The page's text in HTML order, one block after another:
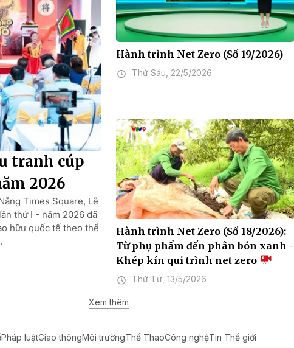
tranh cúp
2026
Times Square, Lễ
thứ I - năm 2026 đã
hữu quốc tế theo thể
Hành trình Net Zero (Số 19/2026)
Thứ Sáu, 22/5/2026
Hành trình Net Zero (Số 18/2026):
Từ phụ phẩm đến phân bón xanh -
Khép kín qui trình net zero
Thứ Tư, 13/5/2026
Xem thêm
Pháp luậtGiao thôngMôi trườngThể ThaoCông nghệTin Thế giới